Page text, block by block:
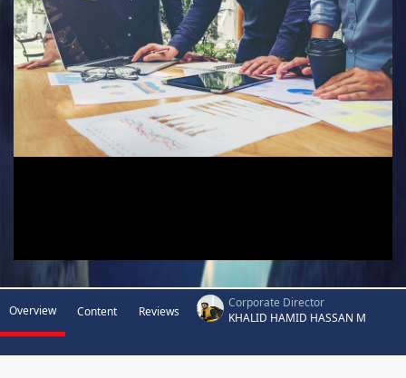
Overview Content Reviews
Corporate Director
KHALID HAMID HASSAN M